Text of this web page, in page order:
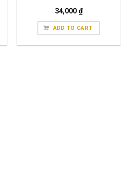
34,000 ₫
ADD TO CART